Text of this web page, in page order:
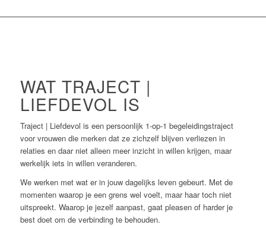
WAT TRAJECT |
LIEFDEVOL IS
Traject | Liefdevol is een persoonlijk 1-op-1 begeleidingstraject
voor vrouwen die merken dat ze zichzelf blijven verliezen in
relaties en daar niet alleen meer inzicht in willen krijgen, maar
werkelijk iets in willen veranderen.
We werken met wat er in jouw dagelijks leven gebeurt. Met de
momenten waarop je een grens wel voelt, maar haar toch niet
uitspreekt. Waarop je jezelf aanpast, gaat pleasen of harder je
best doet om de verbinding te behouden.